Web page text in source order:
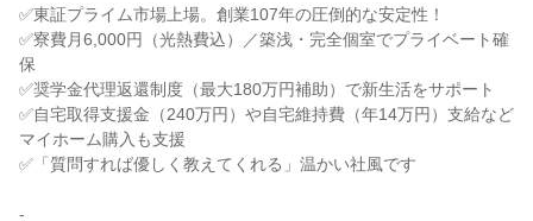
✅東証プライム市場上場。創業107年の圧倒的な安定性！
✅寮費月6,000円（光熱費込）／築浅・完全個室でプライベート確
保
✅奨学金代理返還制度（最大180万円補助）で新生活をサポート
✅自宅取得支援金（240万円）や自宅維持費（年14万円）支給など
マイホーム購入も支援
✅「質問すれば優しく教えてくれる」温かい社風です
-